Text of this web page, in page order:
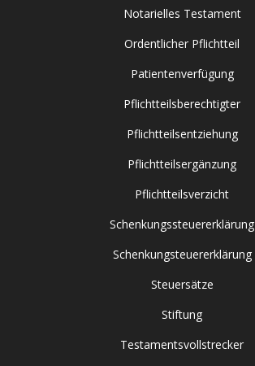
Notarielles Testament
Ordentlicher Pflichtteil
Patientenverfügung
Pflichtteilsberechtigter
Pflichtteilsentziehung
Pflichtteilsergänzung
Pflichtteilsverzicht
Schenkungssteuererklärung
Schenkungsteuererklärung
Steuersätze
Stiftung
Testamentsvollstrecker